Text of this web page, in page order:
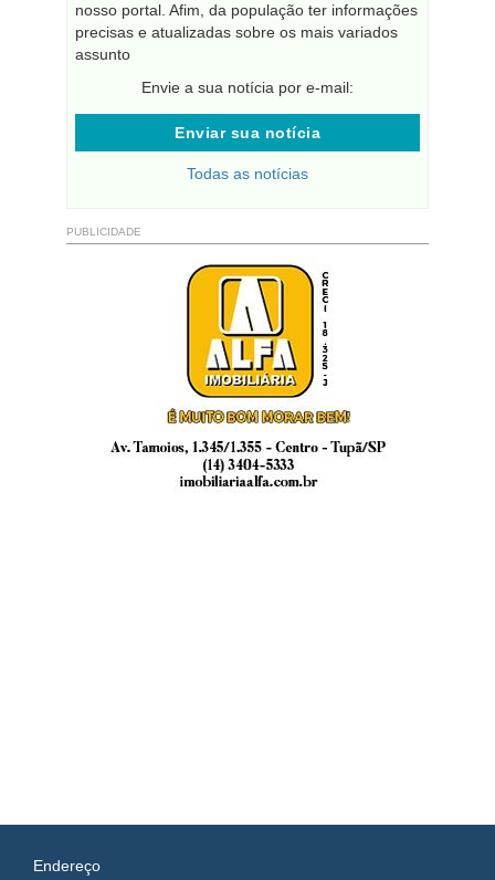
nosso portal. Afim, da população ter informações
precisas e atualizadas sobre os mais variados
assunto
Envie a sua notícia por e-mail:
Enviar sua notícia
Todas as notícias
PUBLICIDADE
Endereço